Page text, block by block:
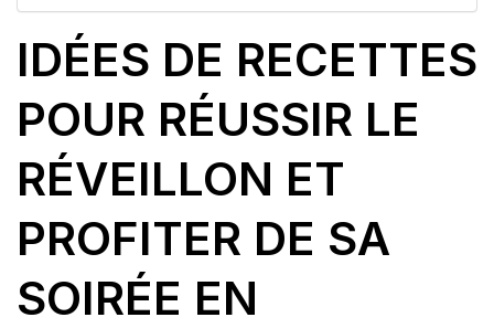
IDÉES DE RECETTES
POUR RÉUSSIR LE
RÉVEILLON ET
PROFITER DE SA
SOIRÉE EN